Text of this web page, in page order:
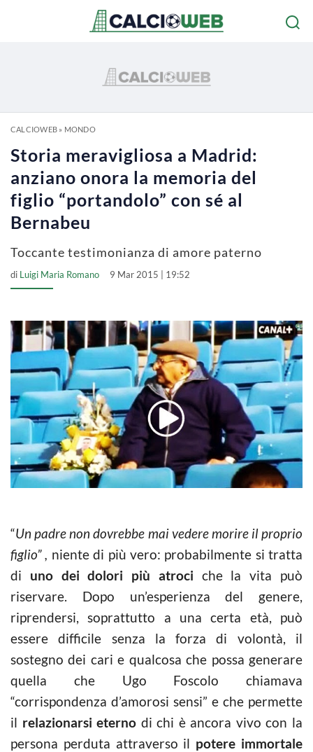
CALCIOWEB» MONDO
Storia meravigliosa a Madrid:
anziano onora la memoria del
figlio “portandolo” con sé al
Bernabeu
Toccante testimonianza di amore paterno
di Luigi Maria Romano 9 Mar 2015 | 19:52
“Un padre non dovrebbe mai vedere morire il proprio
figlio” , niente di più vero: probabilmente si tratta
di uno dei dolori più atroci che la vita può
riservare. Dopo un’esperienza del genere,
riprendersi, soprattutto a una certa età, può
essere difficile senza la forza di volontà, il
sostegno dei cari e qualcosa che possa generare
quella che Ugo Foscolo chiamava
“corrispondenza d’amorosi sensi” e che permette
il relazionarsi eterno di chi è ancora vivo con la
persona perduta attraverso il potere immortale